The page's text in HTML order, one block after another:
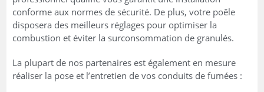
conforme aux normes de sécurité. De plus, votre poêle
disposera des meilleurs réglages pour optimiser la
combustion et éviter la surconsommation de granulés.
La plupart de nos partenaires est également en mesure
réaliser la pose et l’entretien de vos conduits de fumées :